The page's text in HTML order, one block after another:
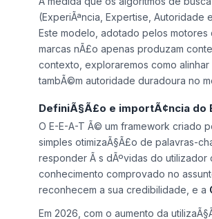
Ã medida que os algoritmos de
(ExperiÃªncia, Expertise, Autoridade
Este modelo, adotado pelos
marcas nÃ£o apenas produzam
contexto, exploraremos como alinhar
DefiniÃ§Ã£o e importÃ¢ncia do
O E-E-A-T Ã© um framework criado
simples otimizaÃ§Ã£o de palavras-
responder Ã s dÃºvidas do utilizador
conhecimento comprovado no
reconhecem a sua credibilidade, e a